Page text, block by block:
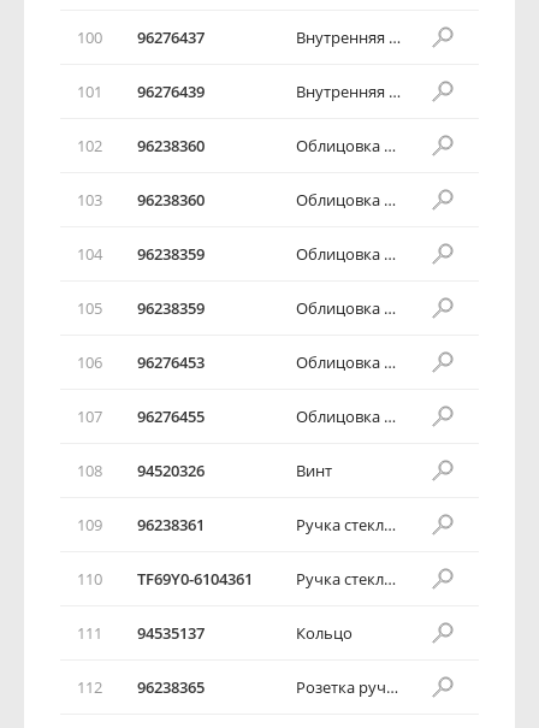
100 96276437 Внутренняя дверная ручка
101 96276439 Внутренняя дверная ручка
102 96238360 Облицовка внутренней дверной ручки
103 96238360 Облицовка внутренней дверной ручки
104 96238359 Облицовка внутренней дверной ручки
105 96238359 Облицовка внутренней дверной ручки
106 96276453 Облицовка внутренней дверной ручки
107 96276455 Облицовка внутренней дверной ручки
108 94520326 Винт
109 96238361 Ручка стеклоподъемника двери в сборе
110 TF69Y0-6104361 Ручка стеклоподъемника двери в сборе
111 94535137 Кольцо
112 96238365 Розетка ручки стеклоподъемника